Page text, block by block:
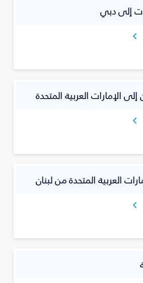
إلى دبي
الإمارات العربية المتحدة
العربية المتحدة من لبنان